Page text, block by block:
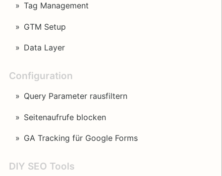
Tag Management
GTM Setup
Data Layer
Configuration
Query Parameter rausfiltern
Seitenaufrufe blocken
GA Tracking für Google Forms
DIY SEO Tools